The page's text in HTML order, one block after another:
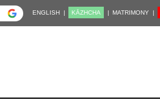
ENGLISH | KĀZHCHA | MATRIMONY |